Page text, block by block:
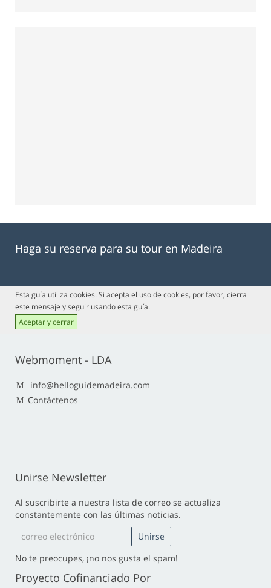
Haga su reserva para su tour en Madeira
Esta guía utiliza cookies. Si acepta el uso de cookies, por favor, cierra
este mensaje y seguir usando esta guía.
Aceptar y cerrar
Webmoment - LDA
info@helloguidemadeira.com
Contáctenos
Unirse Newsletter
Al suscribirte a nuestra lista de correo se actualiza
constantemente con las últimas noticias.
No te preocupes, ¡no nos gusta el spam!
Proyecto Cofinanciado Por